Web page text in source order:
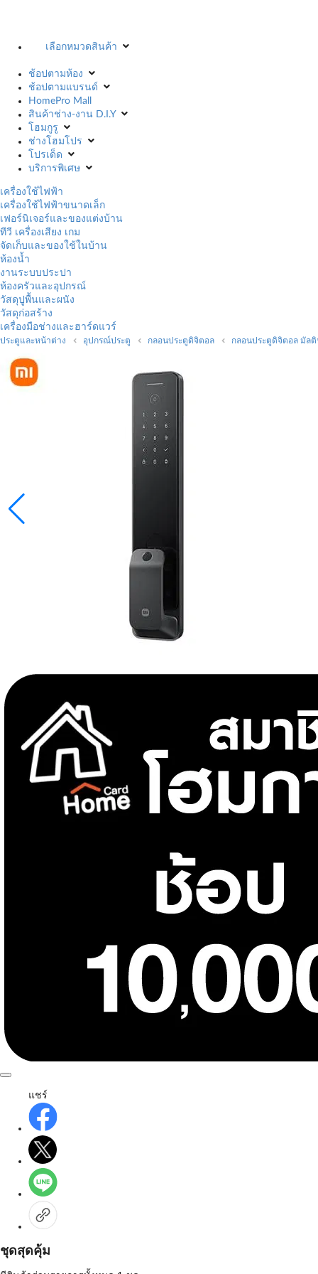
เลือกหมวดสินค้า
ช้อปตามห้อง
ช้อปตามแบรนด์
HomePro Mall
สินค้าช่าง-งาน D.I.Y
โฮมกูรู
ช่างโฮมโปร
โปรเด็ด
บริการพิเศษ
เครื่องใช้ไฟฟ้า
เครื่องใช้ไฟฟ้าขนาดเล็ก
เฟอร์นิเจอร์และของแต่งบ้าน
ทีวี เครื่องเสียง เกม
จัดเก็บและของใช้ในบ้าน
ห้องน้ำ
งานระบบประปา
ห้องครัวและอุปกรณ์
วัสดุปูพื้นและผนัง
วัสดุก่อสร้าง
เครื่องมือช่างและฮาร์ดแวร์
ประตูและหน้าต่าง อุปกรณ์ประตู กลอนประตูดิจิตอล กลอนประตูดิจิตอล มัล
แชร์
ชุดสุดคุ้ม